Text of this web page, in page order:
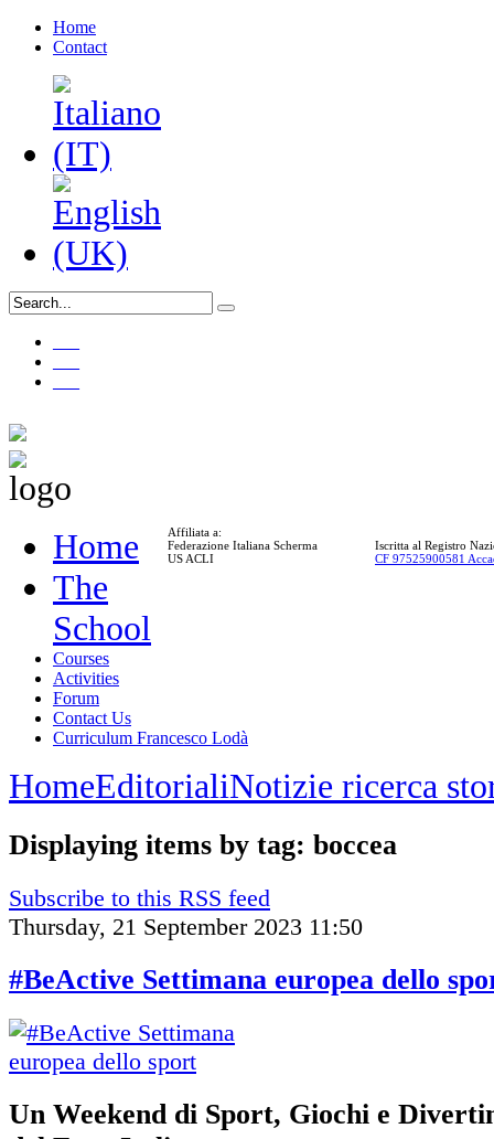
Home
Contact
Affiliata a:
Federazione Italiana Scherma
US ACLI
Iscritta al Registro
CF 97525900581
Home
The
School
Courses
Activities
Forum
Contact Us
Curriculum Francesco Lodà
HomeEditorialiNotizie ricerca
Displaying items by tag: boccea
Subscribe to this RSS feed
Thursday, 21 September 2023 11:50
#BeActive Settimana europea dello
Un Weekend di Sport, Giochi e